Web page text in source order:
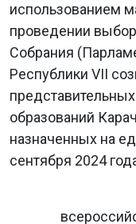
использованием
проведении
Собрания
Республики VII
образований
назначенных на
сентября 2024